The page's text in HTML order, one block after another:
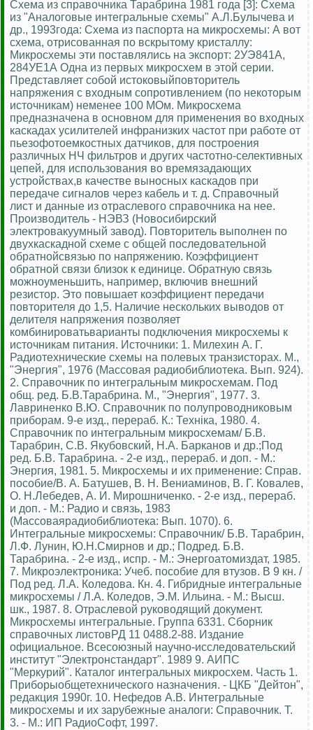
Схема из справочника Тарабрина 1981 года [3]: Схема
из "Аналоговые интегральные схемы" А.Л.Булычева и
др., 1993года: Схема из паспорта на микросхемы: А вот
схема, отрисованная по вскрытому кристаллу:
Микросхемы эти поставлялись на экспорт: 2УЭ841А,
284УЕ1А Одна из первых микросхем в этой серии.
Представляет собой истоковыйповторитель
напряжения с входным сопротивлением (по некоторым
источникам) неменее 100 МОм. Микросхема
предназначена в основном для применения во входных
каскадах усилителей инфранизких частот при работе от
пьезофотоемкостных датчиков, для построения
различных НЧ фильтров и других частотно-селективных
цепей, для использования во времязадающих
устройствах,в качестве выносных каскадов при
передаче сигналов через кабель и т. д. Справочный
лист и данные из отраслевого справочника на нее.
Производитель - НЭВЗ (Новосибирский
электровакуумный завод). Повторитель выполнен по
двухкаскадной схеме с общей последовательной
обратнойсвязью по напряжению. Коэффициент
обратной связи близок к единице. Обратную связь
можноуменьшить, например, включив внешний
резистор. Это повышает коэффициент передачи
повторителя до 1,5. Наличие нескольких выводов от
делителя напряжения позволяет
комбинироватьварианты подключения микросхемы к
источникам питания. Источники: 1. Милехин А. Г.
Радиотехнические схемы на полевых транзисторах. М.,
"Энергия", 1976 (Массовая радиобиблиотека. Вып. 924).
2. Справочник по интегральным микросхемам. Под
общ. ред. Б.В.Тарабрина. М., "Энергия", 1977. 3.
Лавриненко В.Ю. Справочник по полупроводниковым
приборам. 9-е изд., перераб. К.: Технiка, 1980. 4.
Справочник по интегральным микросхемам/ Б.В.
Тарабрин, С.В. Якубовский, Н.А. Барканов и др.;Под
ред. Б.В. Тарабрина. - 2-е изд., перераб. и доп. - М.:
Энергия, 1981. 5. Микросхемы и их применение: Справ.
пособие/В. А. Батушев, В. Н. Вениаминов, В. Г. Ковалев,
О. Н.Лебедев, А. И. Мирошниченко. - 2-е изд., перераб.
и доп. - М.: Радио и связь, 1983
(Массоваярадиобиблиотека: Вып. 1070). 6.
Интегральные микросхемы: Справочник/ Б.В. Тарабрин,
Л.Ф. Лунин, Ю.Н.Смирнов и др.; Подред. Б.В.
Тарабрина. - 2-е изд., испр. - М.: Энергоатомиздат, 1985.
7. Микроэлектроника: Учеб. пособие для втузов. В 9 кн. /
Под ред. Л.А. Коледова. Кн. 4. Гибридные интегральные
микросхемы / Л.А. Коледов, Э.М. Ильина. - М.: Высш.
шк., 1987. 8. Отраслевой руководящий документ.
Микросхемы интегральные. Группа 6331. Сборник
справочных листовРД 11 0488.2-88. Издание
официальное. Всесоюзный научно-исследовательский
институт "Электронстандарт". 1989 9. АИПС
"Меркурий". Каталог интегральных микросхем. Часть 1.
Приборыобщетехнического назначения. - ЦКБ "Дейтон",
редакция 1990г. 10. Нефедов А.В. Интегральные
микросхемы и их зарубежные аналоги: Справочник. Т.
3. - М.: ИП РадиоСофт, 1997.